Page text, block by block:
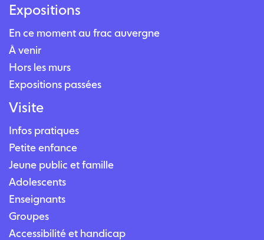
Expositions
En ce moment au frac auvergne
À venir
Hors les murs
Expositions passées
Visite
Infos pratiques
Petite enfance
Jeune public et famille
Adolescents
Enseignants
Groupes
Accessibilité et handicap